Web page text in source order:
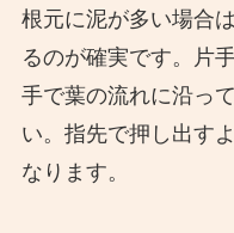
根元に泥が多い場合
るのが確実です。片
手で葉の流れに沿っ
い。指先で押し出す
なります。